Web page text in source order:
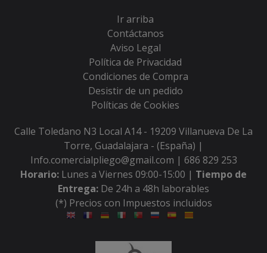
Ir arriba
Contáctanos
Aviso Legal
Política de Privacidad
Condiciones de Compra
Desistir de un pedido
Políticas de Cookies
Calle Toledano N3 Local A14 - 19209 Villanueva De La
Torre, Guadalajara - (España) |
Info.comercialpliego@gmail.com | 686 829 253
Horario: Lunes a Viernes 09:00-15:00 | Tiempo de
Entrega: De 24h a 48h laborables
(*) Precios con Impuestos incluidos